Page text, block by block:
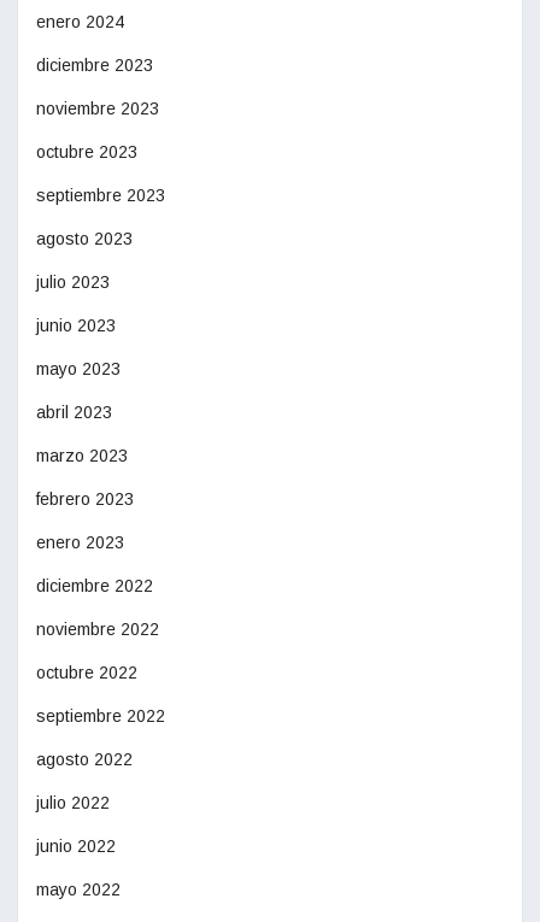
enero 2024
diciembre 2023
noviembre 2023
octubre 2023
septiembre 2023
agosto 2023
julio 2023
junio 2023
mayo 2023
abril 2023
marzo 2023
febrero 2023
enero 2023
diciembre 2022
noviembre 2022
octubre 2022
septiembre 2022
agosto 2022
julio 2022
junio 2022
mayo 2022